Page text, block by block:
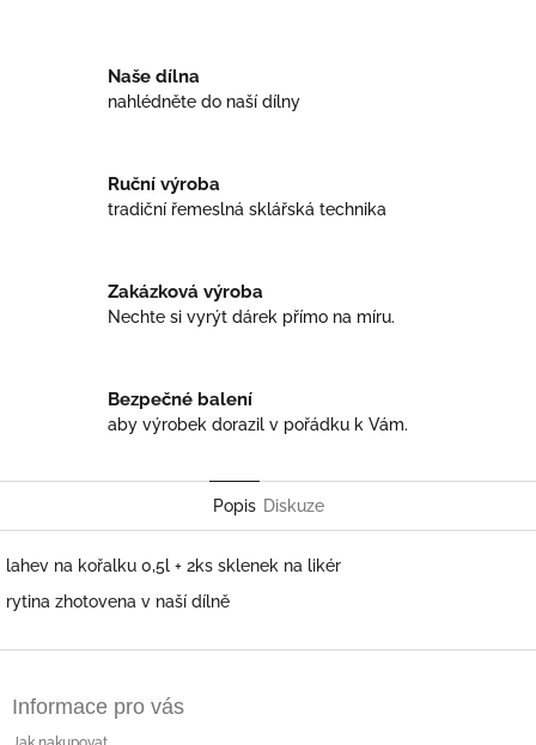
Naše dílna
nahlédněte do naší dílny
Ruční výroba
tradiční řemeslná sklářská technika
Zakázková výroba
Nechte si vyrýt dárek přímo na míru.
Bezpečné balení
aby výrobek dorazil v pořádku k Vám.
Popis Diskuze
lahev na kořalku 0,5l + 2ks sklenek na likér
rytina zhotovena v naší dílně
Informace pro vás